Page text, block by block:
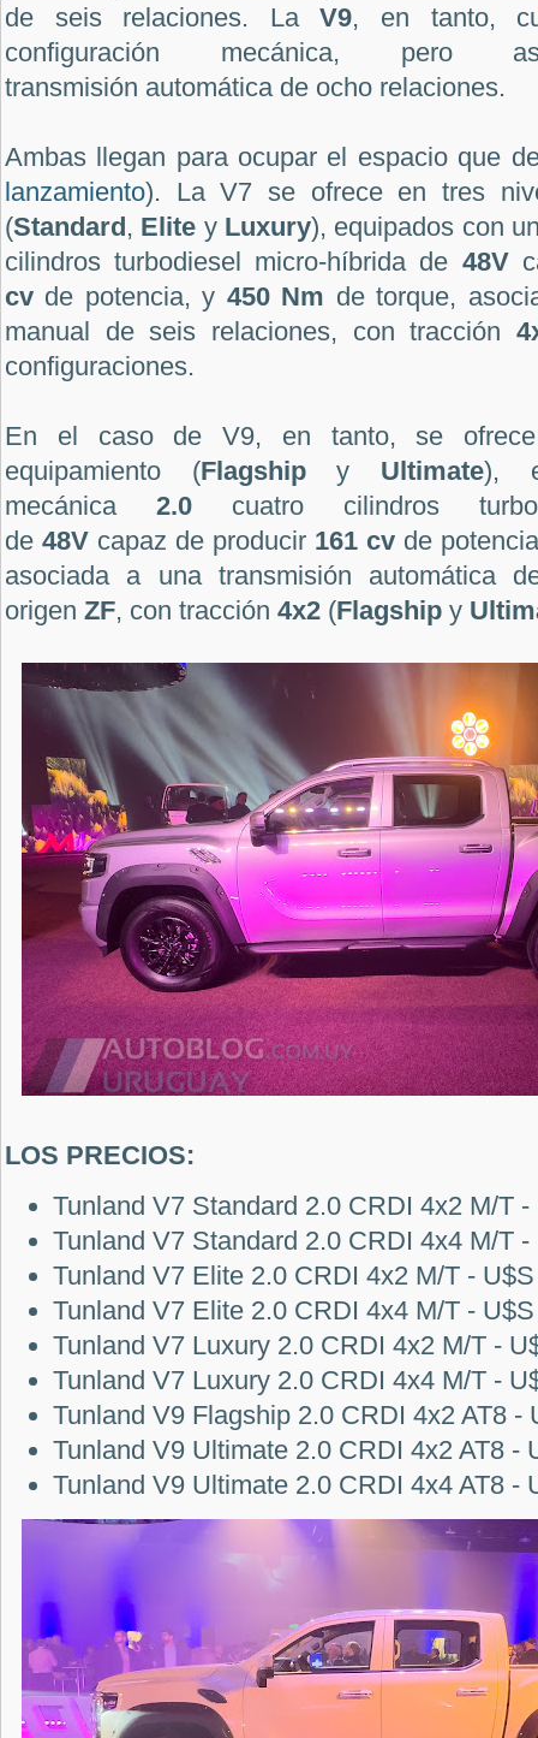
de seis relaciones. LaV9, en tanto,
configuración mecánica, pero
transmisión automática de ocho relaciones.
Ambas llegan para ocupar el espacio que
lanzamiento). La V7 se ofrece en tres
(Standard, Elite yLuxury), equipados con
cilindros turbodiesel micro-híbrida de 48V
cv de potencia, y 450 Nm de torque,
manual de seis relaciones, con tracción
configuraciones.
En el caso de V9, en tanto, se
equipamiento (Flagship y Ultimate),
mecánica 2.0 cuatro cilindros
de 48V capaz de producir 161 cv de
asociada a una transmisión automática
origen ZF, con tracción 4x2 (Flagship y
LOS PRECIOS:
Tunland V7 Standard 2.0 CRDI 4x2 M/T
Tunland V7 Standard 2.0 CRDI 4x4 M/T
Tunland V7 Elite 2.0 CRDI 4x2 M/T -
Tunland V7 Elite 2.0 CRDI 4x4 M/T -
Tunland V7 Luxury 2.0 CRDI 4x2 M/T -
Tunland V7 Luxury 2.0 CRDI 4x4 M/T -
Tunland V9 Flagship 2.0 CRDI 4x2 AT8 -
Tunland V9 Ultimate 2.0 CRDI 4x2 AT8 -
Tunland V9 Ultimate 2.0 CRDI 4x4 AT8 -